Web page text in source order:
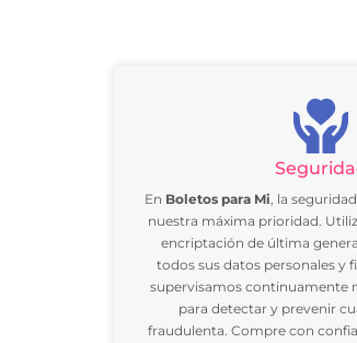
En Boletos para Mi, la
nuestra máxima prioridad.
encriptación de última
todos sus datos personales y
supervisamos continuamente
para detectar y prevenir
fraudulenta. Compre con